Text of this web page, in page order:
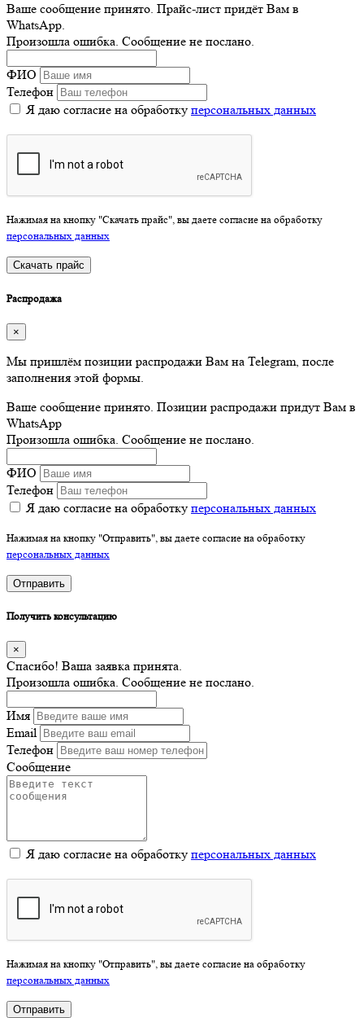
Ваше сообщение принято. Прайс-лист придёт Вам в
WhatsApp.
Произошла ошибка. Сообщение не послано.
ФИО
Телефон
Я даю согласие на обработку персональных данных
Нажимая на кнопку "Скачать прайс", вы даете согласие на обработку
персональных данных
Скачать прайс
Распродажа
×
Мы пришлём позиции распродажи Вам на Telegram, после
заполнения этой формы.
Ваше сообщение принято. Позиции распродажи придут Вам в
WhatsApp
Произошла ошибка. Сообщение не послано.
ФИО
Телефон
Я даю согласие на обработку персональных данных
Нажимая на кнопку "Отправить", вы даете согласие на обработку
персональных данных
Отправить
Получить консультацию
×
Спасибо! Ваша заявка принята.
Произошла ошибка. Сообщение не послано.
Имя
Email
Телефон
Сообщение
Я даю согласие на обработку персональных данных
Нажимая на кнопку "Отправить", вы даете согласие на обработку
персональных данных
Отправить